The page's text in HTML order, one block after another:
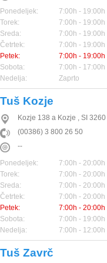
Ponedeljek:
7:00h - 19:00h
Torek:
7:00h - 19:00h
Sreda:
7:00h - 19:00h
Četrtek:
7:00h - 19:00h
Petek:
7:00h - 19:00h
Sobota:
7:00h - 17:00h
Nedelja:
Zaprto
Tuš Kozje
Kozje 138 a Kozje , SI 3260
(00386) 3 800 26 50
--
Ponedeljek:
7:00h - 20:00h
Torek:
7:00h - 20:00h
Sreda:
7:00h - 20:00h
Četrtek:
7:00h - 20:00h
Petek:
7:00h - 20:00h
Sobota:
7:00h - 19:00h
Nedelja:
7:00h - 12:00h
Tuš Zavrč